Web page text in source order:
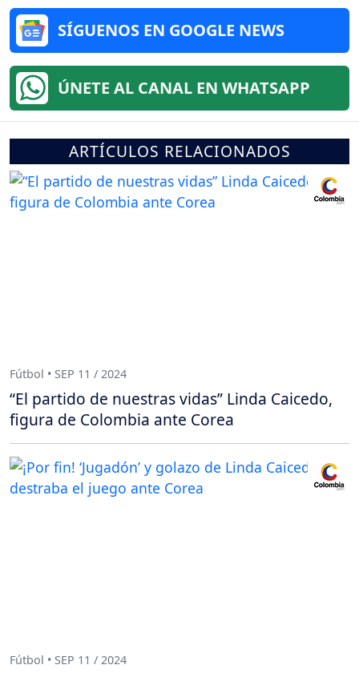
SÍGUENOS EN GOOGLE NEWS
ÚNETE AL CANAL EN WHATSAPP
ARTÍCULOS RELACIONADOS
Fútbol • SEP 11 / 2024
“El partido de nuestras vidas” Linda Caicedo,
figura de Colombia ante Corea
Fútbol • SEP 11 / 2024